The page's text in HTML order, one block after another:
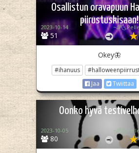
Osallistun oravapuun
piirustuskisaan!
51
2023-10-14
Okey🦋
#ihanuus
Jaa
Twiittaa
Oonko hyvä
80
2023-10-05